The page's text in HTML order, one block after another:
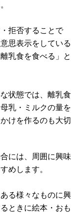
拒否することで
思表示をしている
乳食を食べる」と
状態では、離乳食
乳・ミルクの量を
けを作るのも大切
には、周囲に興味
めします。
る様々なものに興
ときに絵本・おも